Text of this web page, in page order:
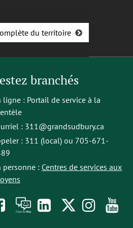
du territoire
branchés
ligne : Portail de service à la
: 311@grandsudbury.ca
: 311 (local) ou 705-671-
personne : Centres de services aux
Like À
opensFollow